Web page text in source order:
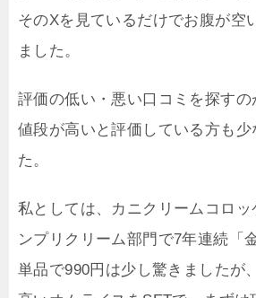
そのXを見ているだけでお腹が空
ました。
評価の低い・悪い口コミを探すの
値段が高いと評価している方も
た。
私としては、カニクリームコロッ
ンプリクリーム部門で7年連続「
単品で990円は少し驚きましたが